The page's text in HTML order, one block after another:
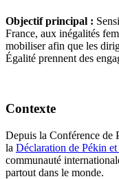
Objectif principal :
France, aux inégalités
mobiliser afin que les
Égalité prennent des
Contexte
Depuis la Conférence de
la Déclaration de Pékin
communauté
partout dans le monde.